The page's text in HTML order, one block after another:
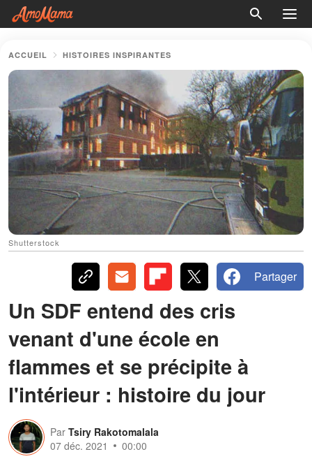
ACCUEIL HISTOIRES INSPIRANTES
Shutterstock
Partager
Un SDF entend des cris
venant d'une école en
flammes et se précipite à
l'intérieur : histoire du jour
Par Tsiry Rakotomalala
07 déc. 2021
00:00